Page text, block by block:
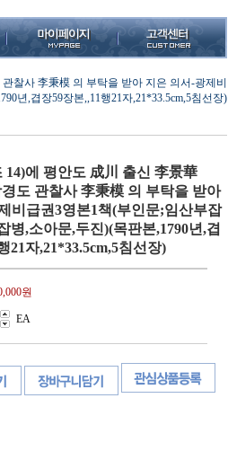
찰사 李秉模 의 부탁을 받아 지은 의서-광제비
년,겹장59장본,,11행21자,21*33.5cm,5침선장)
14)에 평안도 成川 출신 李景華
경도 관찰사 李秉模 의 부탁을 받아
비급권3영본1책(부인문;임산부잡
병,소아문,두진)(목판본,1790년,겹
21자,21*33.5cm,5침선장)
원
EA